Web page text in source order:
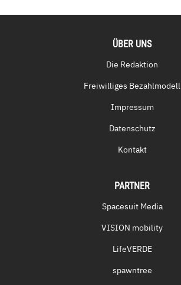
ÜBER UNS
Die Redaktion
Freiwilliges Bezahlmodell
Impressum
Datenschutz
Kontakt
PARTNER
Spacesuit Media
VISION mobility
LifeVERDE
spawntree